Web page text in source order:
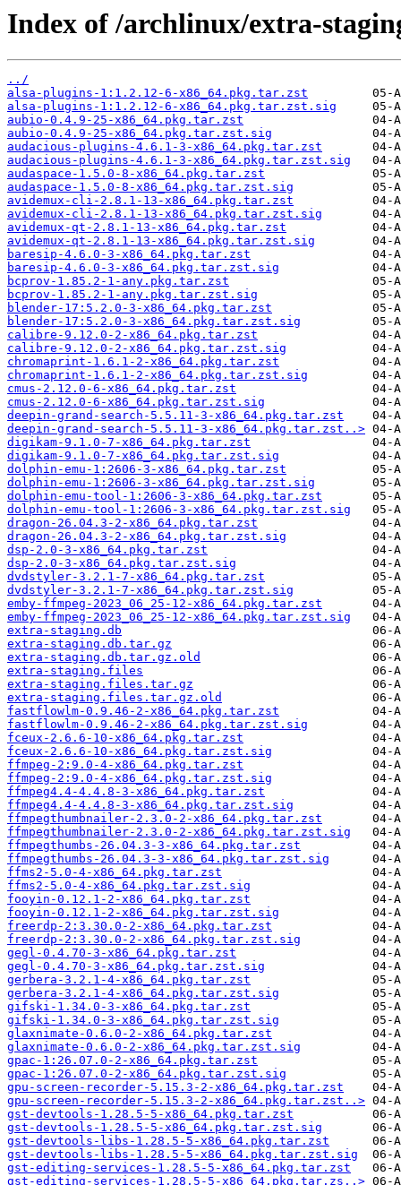
Index of /archlinux/extra-
../
alsa-plugins-1:1.2.12-6-x86_64.pkg.tar.zst
alsa-plugins-1:1.2.12-6-x86_64.pkg.tar.zst.sig
aubio-0.4.9-25-x86_64.pkg.tar.zst
aubio-0.4.9-25-x86_64.pkg.tar.zst.sig
audacious-plugins-4.6.1-3-x86_64.pkg.tar.zst
audacious-plugins-4.6.1-3-x86_64.pkg.tar.zst.sig
audaspace-1.5.0-8-x86_64.pkg.tar.zst
audaspace-1.5.0-8-x86_64.pkg.tar.zst.sig
avidemux-cli-2.8.1-13-x86_64.pkg.tar.zst
avidemux-cli-2.8.1-13-x86_64.pkg.tar.zst.sig
avidemux-qt-2.8.1-13-x86_64.pkg.tar.zst
avidemux-qt-2.8.1-13-x86_64.pkg.tar.zst.sig
baresip-4.6.0-3-x86_64.pkg.tar.zst
baresip-4.6.0-3-x86_64.pkg.tar.zst.sig
bcprov-1.85.2-1-any.pkg.tar.zst
bcprov-1.85.2-1-any.pkg.tar.zst.sig
blender-17:5.2.0-3-x86_64.pkg.tar.zst
blender-17:5.2.0-3-x86_64.pkg.tar.zst.sig
calibre-9.12.0-2-x86_64.pkg.tar.zst
calibre-9.12.0-2-x86_64.pkg.tar.zst.sig
chromaprint-1.6.1-2-x86_64.pkg.tar.zst
chromaprint-1.6.1-2-x86_64.pkg.tar.zst.sig
cmus-2.12.0-6-x86_64.pkg.tar.zst
cmus-2.12.0-6-x86_64.pkg.tar.zst.sig
deepin-grand-search-5.5.11-3-x86_64.pkg.tar.zst
deepin-grand-search-5.5.11-3-x86_64.pkg.tar.zst..>
digikam-9.1.0-7-x86_64.pkg.tar.zst
digikam-9.1.0-7-x86_64.pkg.tar.zst.sig
dolphin-emu-1:2606-3-x86_64.pkg.tar.zst
dolphin-emu-1:2606-3-x86_64.pkg.tar.zst.sig
dolphin-emu-tool-1:2606-3-x86_64.pkg.tar.zst
dolphin-emu-tool-1:2606-3-x86_64.pkg.tar.zst.sig
dragon-26.04.3-2-x86_64.pkg.tar.zst
dragon-26.04.3-2-x86_64.pkg.tar.zst.sig
dsp-2.0-3-x86_64.pkg.tar.zst
dsp-2.0-3-x86_64.pkg.tar.zst.sig
dvdstyler-3.2.1-7-x86_64.pkg.tar.zst
dvdstyler-3.2.1-7-x86_64.pkg.tar.zst.sig
emby-ffmpeg-2023_06_25-12-x86_64.pkg.tar.zst
emby-ffmpeg-2023_06_25-12-x86_64.pkg.tar.zst.sig
extra-staging.db
extra-staging.db.tar.gz
extra-staging.db.tar.gz.old
extra-staging.files
extra-staging.files.tar.gz
extra-staging.files.tar.gz.old
fastflowlm-0.9.46-2-x86_64.pkg.tar.zst
fastflowlm-0.9.46-2-x86_64.pkg.tar.zst.sig
fceux-2.6.6-10-x86_64.pkg.tar.zst
fceux-2.6.6-10-x86_64.pkg.tar.zst.sig
ffmpeg-2:9.0-4-x86_64.pkg.tar.zst
ffmpeg-2:9.0-4-x86_64.pkg.tar.zst.sig
ffmpeg4.4-4.4.8-3-x86_64.pkg.tar.zst
ffmpeg4.4-4.4.8-3-x86_64.pkg.tar.zst.sig
ffmpegthumbnailer-2.3.0-2-x86_64.pkg.tar.zst
ffmpegthumbnailer-2.3.0-2-x86_64.pkg.tar.zst.sig
ffmpegthumbs-26.04.3-3-x86_64.pkg.tar.zst
ffmpegthumbs-26.04.3-3-x86_64.pkg.tar.zst.sig
ffms2-5.0-4-x86_64.pkg.tar.zst
ffms2-5.0-4-x86_64.pkg.tar.zst.sig
fooyin-0.12.1-2-x86_64.pkg.tar.zst
fooyin-0.12.1-2-x86_64.pkg.tar.zst.sig
freerdp-2:3.30.0-2-x86_64.pkg.tar.zst
freerdp-2:3.30.0-2-x86_64.pkg.tar.zst.sig
gegl-0.4.70-3-x86_64.pkg.tar.zst
gegl-0.4.70-3-x86_64.pkg.tar.zst.sig
gerbera-3.2.1-4-x86_64.pkg.tar.zst
gerbera-3.2.1-4-x86_64.pkg.tar.zst.sig
gifski-1.34.0-3-x86_64.pkg.tar.zst
gifski-1.34.0-3-x86_64.pkg.tar.zst.sig
glaxnimate-0.6.0-2-x86_64.pkg.tar.zst
glaxnimate-0.6.0-2-x86_64.pkg.tar.zst.sig
gpac-1:26.07.0-2-x86_64.pkg.tar.zst
gpac-1:26.07.0-2-x86_64.pkg.tar.zst.sig
gpu-screen-recorder-5.15.3-2-x86_64.pkg.tar.zst
gpu-screen-recorder-5.15.3-2-x86_64.pkg.tar.zst..>
gst-devtools-1.28.5-5-x86_64.pkg.tar.zst
gst-devtools-1.28.5-5-x86_64.pkg.tar.zst.sig
gst-devtools-libs-1.28.5-5-x86_64.pkg.tar.zst
gst-devtools-libs-1.28.5-5-x86_64.pkg.tar.zst.sig
gst-editing-services-1.28.5-5-x86_64.pkg.tar.zst
gst-editing-services-1.28.5-5-x86_64.pkg.tar.zs..>